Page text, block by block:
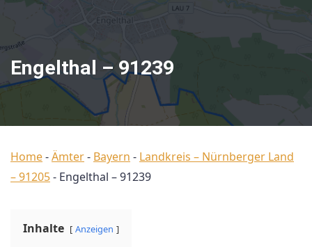
Engelthal – 91239
Home-Ämter- Bayern - Landkreis – Nürnberger Land
– 91205- Engelthal – 91239
Inhalte Anzeigen